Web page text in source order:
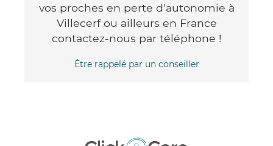
vos proches en perte d'autonomie à
Villecerf ou ailleurs en France
contactez-nous par téléphone !
Être rappelé par un conseiller